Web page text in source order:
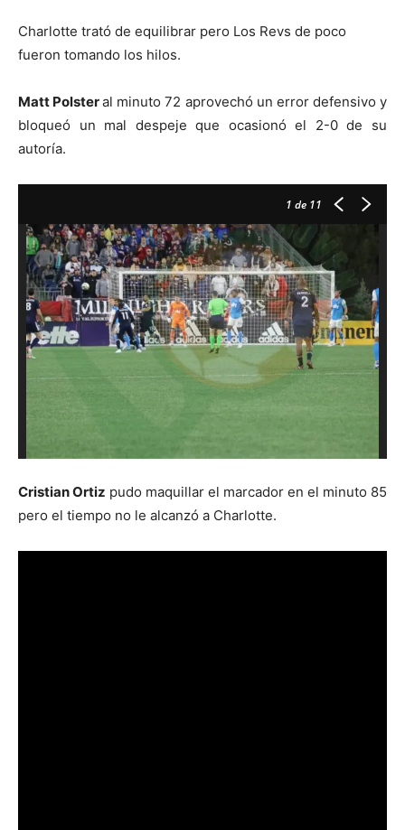
Charlotte trató de equilibrar pero Los Revs de poco
fueron tomando los hilos.
Matt Polsteral minuto 72 aprovechó un error defensivo y
bloqueó un mal despeje que ocasionó el 2-0 de su
autoría.
1 de 11
Cristian Ortiz pudo maquillar el marcador en el minuto 85
pero el tiempo no le alcanzó a Charlotte.